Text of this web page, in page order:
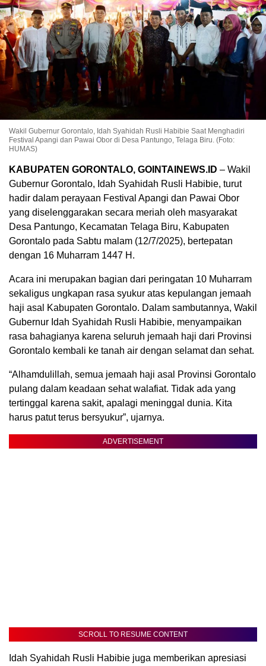
Wakil Gubernur Gorontalo, Idah Syahidah Rusli Habibie Saat Menghadiri
Festival Apangi dan Pawai Obor di Desa Pantungo, Telaga Biru. (Foto:
HUMAS)
KABUPATEN GORONTALO, GOINTAINEWS.ID – Wakil
Gubernur Gorontalo, Idah Syahidah Rusli Habibie, turut
hadir dalam perayaan Festival Apangi dan Pawai Obor
yang diselenggarakan secara meriah oleh masyarakat
Desa Pantungo, Kecamatan Telaga Biru, Kabupaten
Gorontalo pada Sabtu malam (12/7/2025), bertepatan
dengan 16 Muharram 1447 H.
Acara ini merupakan bagian dari peringatan 10 Muharram
sekaligus ungkapan rasa syukur atas kepulangan jemaah
haji asal Kabupaten Gorontalo. Dalam sambutannya, Wakil
Gubernur Idah Syahidah Rusli Habibie, menyampaikan
rasa bahagianya karena seluruh jemaah haji dari Provinsi
Gorontalo kembali ke tanah air dengan selamat dan sehat.
“Alhamdulillah, semua jemaah haji asal Provinsi Gorontalo
pulang dalam keadaan sehat walafiat. Tidak ada yang
tertinggal karena sakit, apalagi meninggal dunia. Kita
harus patut terus bersyukur”, ujarnya.
ADVERTISEMENT
Biru Kuning Geometris Modern Rekrutmen Staf
Kantor Poster Horizontal
SCROLL TO RESUME CONTENT
Idah Syahidah Rusli Habibie juga memberikan apresiasi